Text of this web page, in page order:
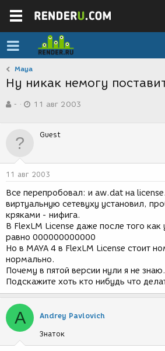
Maya
Ну никак немогу
в
р
м
-
а
д
н
и
я
11 авг 2003
Guest
11 авг 2003
Все перепробовал: и aw.dat на
виртуальную сетевуху установил,
кряками - нифига.
В FlexLM License даже после того как
равно 000000000000
Но в MAYA 4 в FlexLM License стоит
нормально.
Почему в пятой версии нули я не знаю.
Подскажите хоть кто нибудь что
A Andrey Pavlovich
Знаток